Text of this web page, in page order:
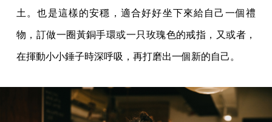
土。也是這樣的安穩，適合好好坐下來給自己一個禮
物，訂做一圈黃銅手環或一只玫瑰色的戒指，又或者，
在揮動小小錘子時深呼吸，再打磨出一個新的自己。